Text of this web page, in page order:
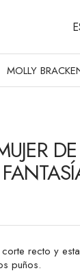
MOLLY
recto y
puños.